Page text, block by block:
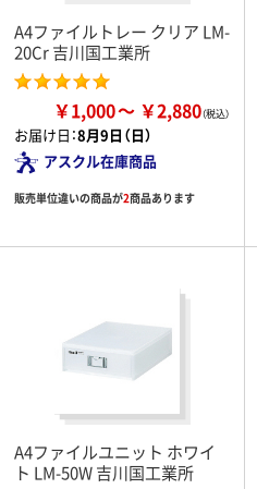
A4ファイルトレー クリア LM-
20Cr 吉川国工業所
￥1,000 ￥2,880
お届け日：8月9日（日）
アスクル在庫商品
販売単位違いの商品が2商品あります
A4ファイルユニット ホワイ
ト LM-50W 吉川国工業所